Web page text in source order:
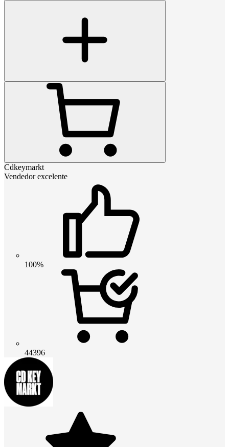
Cdkeymarkt
Vendedor excelente
100%
44396